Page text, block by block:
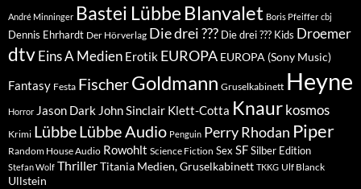
André Minninger Bastei Lübbe Blanvalet Boris Pfeiffer cbj
Dennis Ehrhardt Der Hörverlag Die drei ??? Die drei ??? Kids Droemer
dtvEins A Medien Erotik EUROPA EUROPA (Sony Music)
Fantasy Festa FischerGoldmann Gruselkabinett Heyne
Horror Jason Dark John Sinclair Klett-Cotta Knaur kosmos
Krimi LübbeLübbe Audio Penguin Perry Rhodan Piper
Random House Audio Rowohlt Science Fiction Sex SFSilber Edition
Stefan Wolf ThrillerTitania Medien, Gruselkabinett TKKG Ulf Blanck
Ullstein